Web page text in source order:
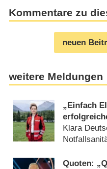
Kommentare zu
neuen
weitere Meldungen
„Einfach
gedreht
Klara
Quoten: